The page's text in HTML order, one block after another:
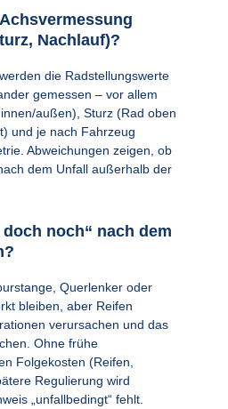
Nachlauf)?
die Radstellungswerte
gemessen – vor allem
außen), Sturz (Rad oben
und je nach Fahrzeug
Abweichungen zeigen, ob
dem Unfall außerhalb der
noch“ nach dem
Querlenker oder
bleiben, aber Reifen
verursachen und das
Ohne frühe
Folgekosten (Reifen,
Regulierung wird
„unfallbedingt“ fehlt.